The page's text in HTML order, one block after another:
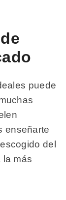
puede
enseñarte
del
la más